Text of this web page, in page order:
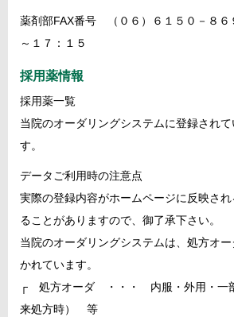
薬剤部FAX番号 （０６）６１５０－８
～１７：１５
採用薬情報
採用薬一覧
当院のオーダリングシステムに登録されて
す。
データご利用時の注意点
実際の登録内容がホームページに反映さ
ることがありますので、御了承下さい。
当院のオーダリングシステムは、処方オ
かれています。
┌ 処方オーダ ・・・ 内服・外用・一
来処方時） 等